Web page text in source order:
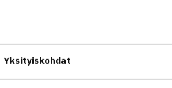
Yksityiskohdat
Kaarinan junioreiden 4 kategorian